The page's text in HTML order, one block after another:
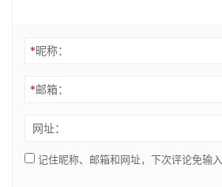
*昵称：
*邮箱：
网址：
记住昵称、邮箱和网址，下次评论免输入